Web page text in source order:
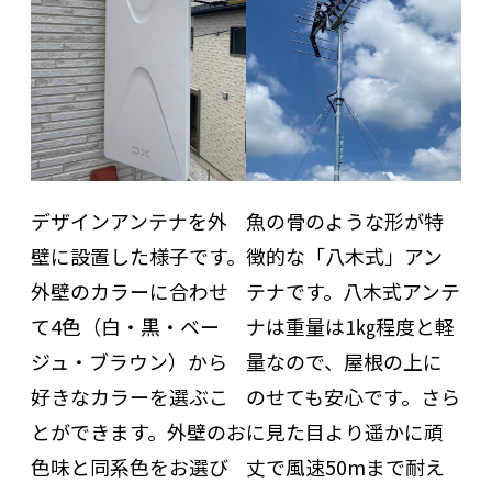
デザインアンテナを外
壁に設置した様子です。
外壁のカラーに合わせ
て4色（白・黒・ベー
ジュ・ブラウン）から
好きなカラーを選ぶこ
とができます。外壁のお
色味と同系色をお選び
魚の骨のような形が特
徴的な「八木式」アン
テナです。八木式アンテ
ナは重量は1㎏程度と軽
量なので、屋根の上に
のせても安心です。さら
に見た目より遥かに頑
丈で風速50mまで耐え